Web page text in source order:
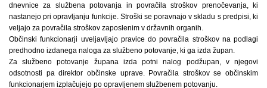
dnevnice za službena potovanja in povračila stroškov prenočevanja, ki
nastanejo pri opravljanju funkcije. Stroški se poravnajo v skladu s predpisi, ki
veljajo za povračila stroškov zaposlenim v državnih organih.
Občinski funkcionarji uveljavljajo pravice do povračila stroškov na podlagi
predhodno izdanega naloga za službeno potovanje, ki ga izda župan.
Za službeno potovanje župana izda potni nalog podžupan, v njegovi
odsotnosti pa direktor občinske uprave. Povračila stroškov se občinskim
funkcionarjem izplačujejo po opravljenem službenem potovanju.